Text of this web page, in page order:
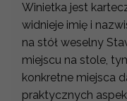
Winietka jest
widnieje imię i
na stół weselny
miejscu na stole,
konkretne miejsca
praktycznych